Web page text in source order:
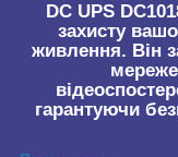
DC UPS
захисту
живлення. Він
гарантуючи